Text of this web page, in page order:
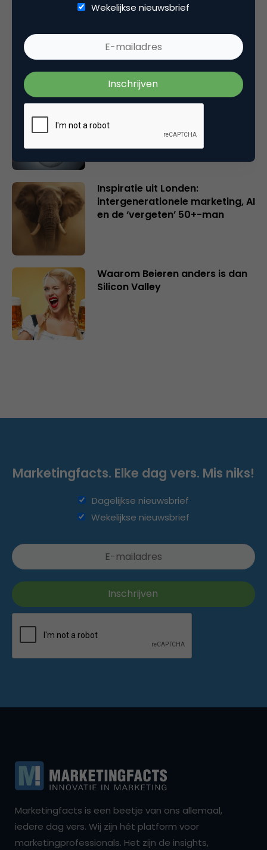
Wake-upcall voor ontwerpers
en merkeigenaren
Creatieve sector als aanjager
verbinder van industrieën
Inspiratie uit Londen:
intergenerationele marketing, AI
en de ‘vergeten’ 50+-man
Waarom Beieren anders is dan
Silicon Valley
Wekelijkse nieuwsbrief
Marketingfacts. Elke dag vers. Mis niks!
Dagelijkse nieuwsbrief
Wekelijkse nieuwsbrief
Marketingfacts is een beetje van ons allemaal,
iedere dag vers. Wij zijn hét platform voor
marketingprofessionals. Het zijn de insights,